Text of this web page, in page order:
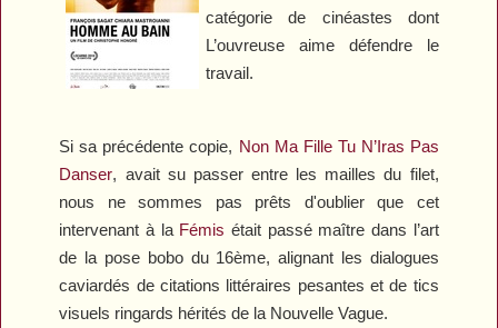
catégorie de cinéastes dont
L’ouvreuse aime défendre le
travail.
Si sa précédente copie, Non Ma Fille Tu N’Iras Pas
Danser, avait su passer entre les mailles du filet,
nous ne sommes pas prêts d'oublier que cet
intervenant à la Fémis était passé maître dans l’art
de la pose bobo du 16ème, alignant les dialogues
caviardés de citations littéraires pesantes et de tics
visuels ringards hérités de la Nouvelle Vague.